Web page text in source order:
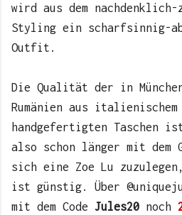
wird aus dem nachdenklich-
Styling ein scharfsinnig-
Outfit.
Die Qualität der in
Rumänien aus italienischem
handgefertigten Taschen
also schon länger mit dem
sich eine Zoe Lu
ist günstig. Über
mit dem Code Jules20 noch